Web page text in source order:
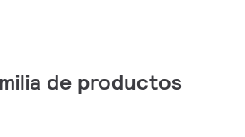
de productos